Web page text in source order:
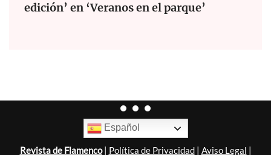
edición’ en ‘Veranos en el parque’
Español
Revista de Flamenco| Política de Privacidad| Aviso Legal |